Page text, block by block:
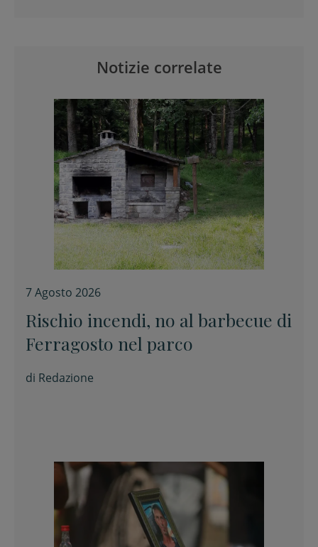
Notizie correlate
7 Agosto 2026
Rischio incendi, no al barbecue di
Ferragosto nel parco
di Redazione